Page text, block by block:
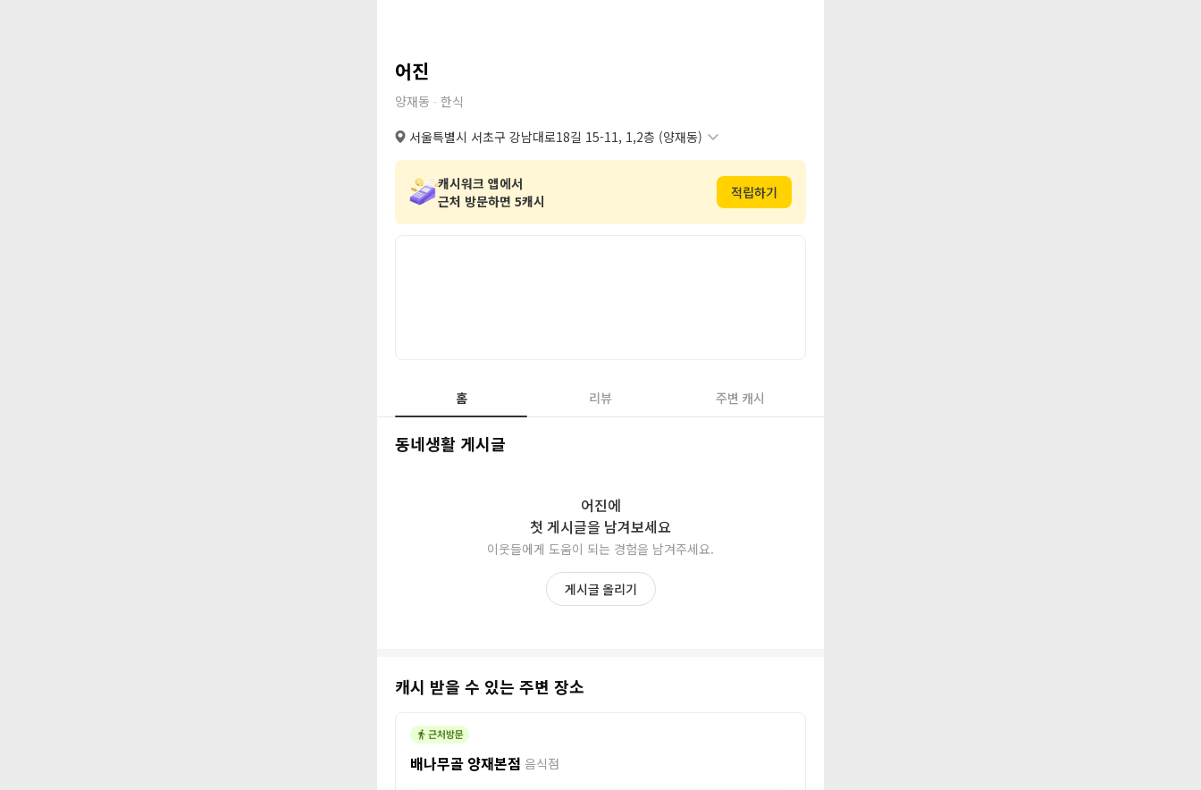
어진
양재동 ∙ 한식
서울특별시 서초구 강남대로18길 15-11, 1,2층 (양재동)
지번 서울특별시 서초구 양재동 242번지 4호
캐시워크 앱에서
근처 방문하면 5캐시
적립하기
홈 리뷰 주변 캐시
동네생활 게시글
어진에
첫 게시글을 남겨보세요
이웃들에게 도움이 되는 경험을 남겨주세요.
게시글 올리기
캐시 받을 수 있는 주변 장소
배나무골 양재본점 음식점